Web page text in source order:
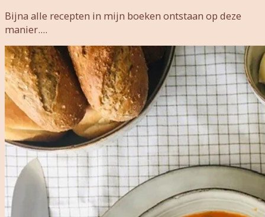
Bijna alle recepten in mijn boeken ontstaan op deze
manier....